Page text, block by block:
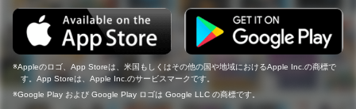
Appleのロゴ、App Storeは、米国もしくはその他の国や地域におけるApple Inc.の商標で
す。App Storeは、Apple Inc.のサービスマークです。
Google Play および Google Play ロゴは Google LLC の商標です。